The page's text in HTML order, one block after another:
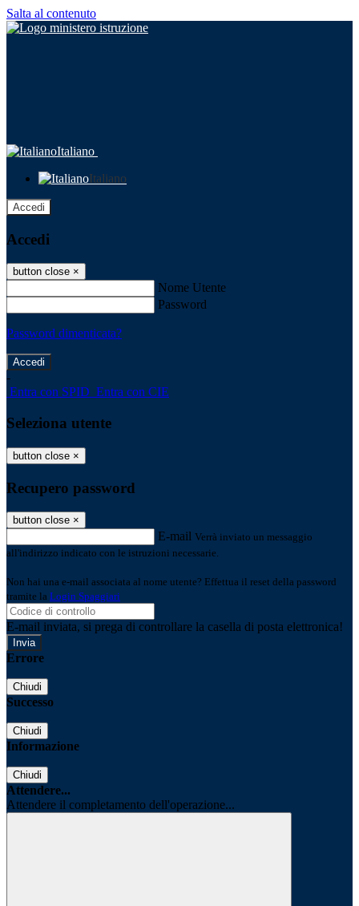
Salta al contenuto
Italiano
Italiano
Accedi
Accedi
button close ×
Nome Utente
Password
Password dimenticata?
-
Entra con SPID Entra con CIE
Seleziona utente
button close ×
Recupero password
button close ×
E-mail Verrà inviato un messaggio
all'indirizzo indicato con le istruzioni necessarie.
Non hai una e-mail associata al nome utente? Effettua il reset della password
tramite la Login Spaggiari
E-mail inviata, si prega di controllare la casella di posta elettronica!
Errore
Chiudi
Successo
Chiudi
Informazione
Chiudi
Attendere...
Attendere il completamento dell'operazione...